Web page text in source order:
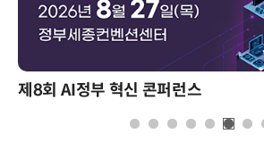
제8회 AI정부 혁신 콘퍼런스